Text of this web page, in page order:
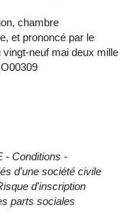
chambre
et prononcé par le
vingt-neuf mai deux mille
- Conditions -
d'une société civile
d'inscription
parts sociales